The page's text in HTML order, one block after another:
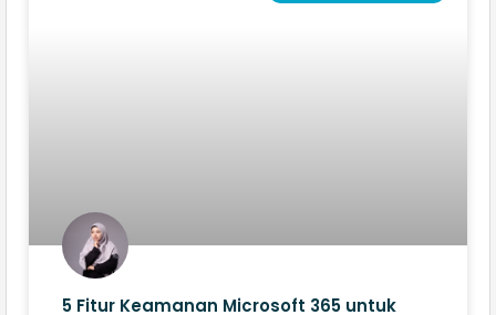
5 Fitur Keamanan Microsoft 365 untuk